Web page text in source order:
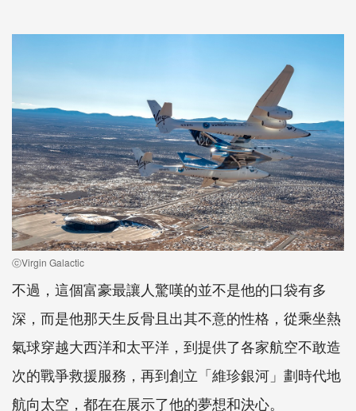
ⓒVirgin Galactic
不過，這個富豪最讓人驚嘆的並不是他的口袋有多
深，而是他那天生反骨且出其不意的性格，從乘坐熱
氣球穿越大西洋和太平洋，到提供了各家航空不敢造
次的戰爭救援服務，再到創立「維珍銀河」劃時代地
航向太空，都在在展示了他的夢想和決心。